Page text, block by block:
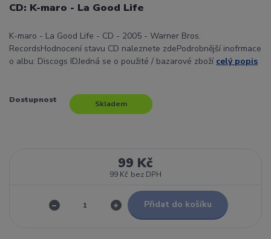
CD: K-maro - La Good Life
K-maro - La Good Life - CD - 2005 - Warner Bros.
RecordsHodnocení stavu CD naleznete zdePodrobnější inofrmace
o albu: Discogs IDJedná se o použité / bazarové zboží celý popis
Dostupnost Skladem
99 Kč
99 Kč bez DPH
Přidat do košíku